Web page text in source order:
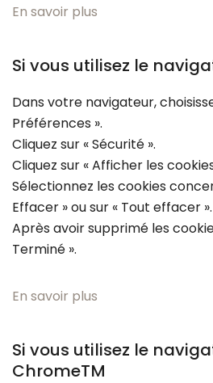
En savoir plus
Si vous utilisez le
Dans votre navigateur,
Préférences ».
Cliquez sur « Sécurité ».
Cliquez sur « Afficher les
Sélectionnez les cookies
Effacer » ou sur « Tout effacer ».
Après avoir supprimé les
Terminé ».
En savoir plus
Si vous utilisez le
ChromeTM